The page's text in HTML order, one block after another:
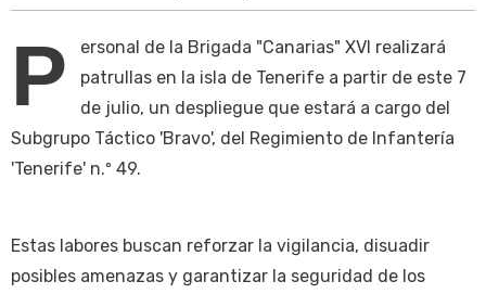
P
ersonal de la Brigada "Canarias" XVI realizará
patrullas en la isla de Tenerife a partir de este 7
de julio, un despliegue que estará a cargo del
Subgrupo Táctico 'Bravo', del Regimiento de Infantería
'Tenerife' n.º 49.
Estas labores buscan reforzar la vigilancia, disuadir
posibles amenazas y garantizar la seguridad de los